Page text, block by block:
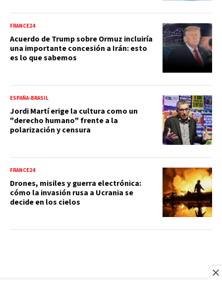
FRANCE24
Acuerdo de Trump sobre Ormuz incluiría
una importante concesión a Irán: esto
es lo que sabemos
ESPAÑA-BRASIL
Jordi Martí erige la cultura como un
"derecho humano" frente a la
polarización y censura
FRANCE24
Drones, misiles y guerra electrónica:
cómo la invasión rusa a Ucrania se
decide en los cielos